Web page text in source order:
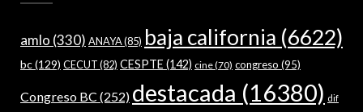
amlo (330) ANAYA(85) baja california (6622)
bc(129) CECUT(82) CESPTE (142) cine(70) congreso (95)
Congreso BC (252) destacada (16380) dif